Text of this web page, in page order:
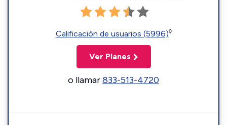
Calificación de usuarios (5996)◊
Ver Planes
o llamar833-513-4720